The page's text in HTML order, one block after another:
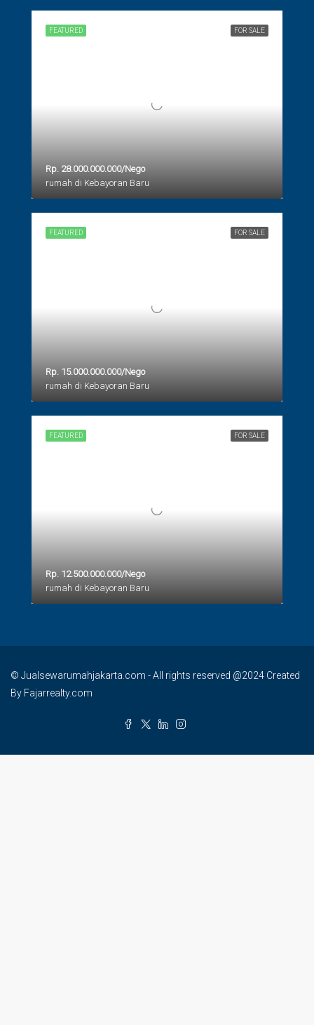
FOR SALE
FEATURED
Rp. 28.000.000.000/Nego
rumah di Kebayoran Baru
FOR SALE
FEATURED
Rp. 15.000.000.000/Nego
rumah di Kebayoran Baru
FOR SALE
FEATURED
Rp. 12.500.000.000/Nego
rumah di Kebayoran Baru
© Jualsewarumahjakarta.com - All rights reserved @2024 Created
By Fajarrealty.com